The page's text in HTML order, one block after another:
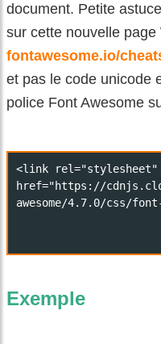
document. Petite
sur cette nouvelle page
fontawesome.io/
et pas le code unicode
police Font Awesome
Exemple